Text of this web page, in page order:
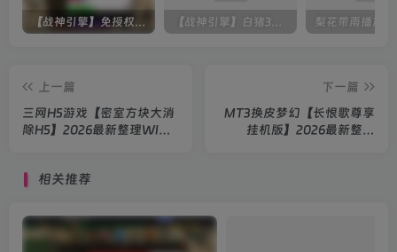
【战神引擎】免授权-原生 [全屏自动拾取] 插件 + 配置教程（更新修复版，具体自测） 【战神引擎】白猪3-流浪战神3神技8大陆全屏拾取版特色服务端+生肖+转生+秘境+神魔+双端+教程(更新眼神拾取)
上一篇
三网H5游戏【密室方块大消
除H5】2026最新整理WIN
下一篇
MT3换皮梦幻【长恨歌尊享
挂机版】2026最新整理
相关推荐